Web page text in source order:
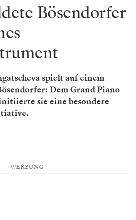
Bösendorfer
spielt auf einem
Dem Grand Piano
sie eine besondere
WERBUNG